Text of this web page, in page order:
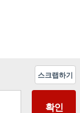
스크랩하기